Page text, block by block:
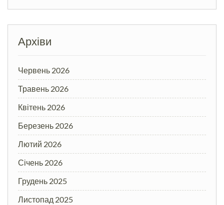
Архіви
Червень 2026
Травень 2026
Квітень 2026
Березень 2026
Лютий 2026
Січень 2026
Грудень 2025
Листопад 2025